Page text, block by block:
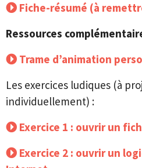
Fiche-résumé (à
Ressources
Trame d’animation
Les exercices ludiques (à
individuellement) :
Exercice 1 : ouvrir un
Exercice 2 : ouvrir un